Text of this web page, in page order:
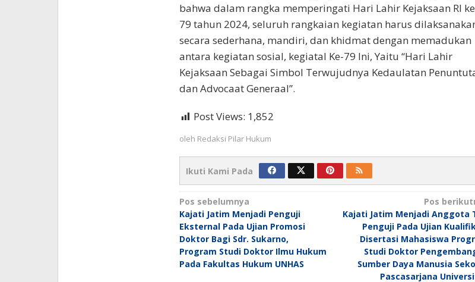
bahwa dalam rangka memperingati Hari Lahir Kejaksaan RI
79 tahun 2024, seluruh rangkaian kegiatan harus
secara sederhana, mandiri, dan khidmat dengan memadukan
antara kegiatan sosial, kegiataI Ke-79 Ini, Yaitu “Hari Lahir
Kejaksaan Sebagai Simbol Terwujudnya Kedaulatan
dan Advocaat Generaal”.
Post Views: 1,852
oleh Redaksi Pilar Hukum
Ikuti Kami Pada
Navigasi
pos
Pos sebelumnya
Kajati Jatim Menjadi Penguji
Eksternal Pada Ujian Promosi
Doktor Bagi Sdr. Sukarno,
Program Studi Doktor Ilmu Hukum
Pada Fakultas Hukum UNHAS
Pos
Kajati Jatim Menjadi Anggota
Penguji Pada Ujian
Disertasi Mahasiswa
Studi Doktor
Sumber Daya Manusia
Pascasarjana